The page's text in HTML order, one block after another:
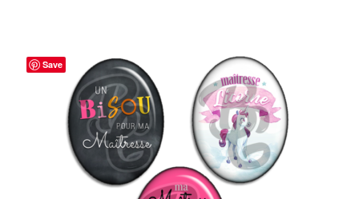
Save